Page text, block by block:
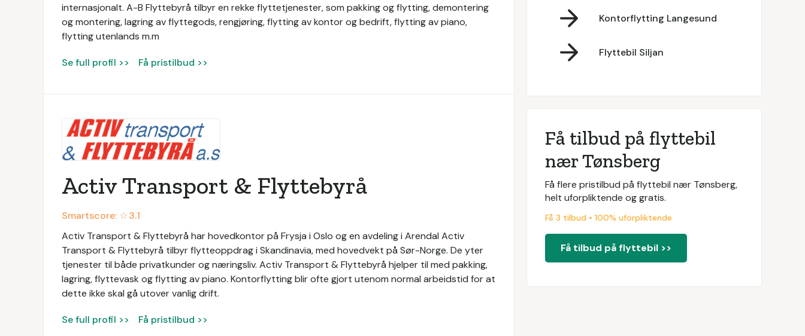
internasjonalt. A-B Flyttebyrå tilbyr en rekke flyttetjenester, som pakking og flytting, demontering
og montering, lagring av flyttegods, rengjøring, flytting av kontor og bedrift, flytting av piano,
flytting utenlands m.m
Se full profil >> Få pristilbud >>
Activ Transport & Flyttebyrå
Smartscore: ☆3.1
Activ Transport & Flyttebyrå har hovedkontor på Frysja i Oslo og en avdeling i Arendal Activ
Transport & Flyttebyrå tilbyr flytteoppdrag i Skandinavia, med hovedvekt på Sør-Norge. De yter
tjenester til både privatkunder og næringsliv. Activ Transport & Flyttebyrå hjelper til med pakking,
lagring, flyttevask og flytting av piano. Kontorflytting blir ofte gjort utenom normal arbeidstid for at
dette ikke skal gå utover vanlig drift.
Se full profil >> Få pristilbud >>
Kontorflytting Langesund
Flyttebil Siljan
Få tilbud på flyttebil
nær Tønsberg
Få flere pristilbud på flyttebil nær Tønsberg,
helt uforpliktende og gratis.
Få 3 tilbud • 100% uforpliktende
Få tilbud på flyttebil >>